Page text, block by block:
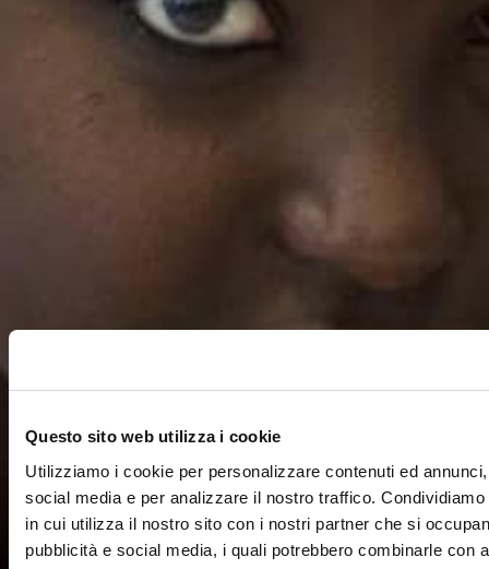
Questo sito web utilizza i cookie
Utilizziamo i cookie per personalizzare contenuti ed
social media e per analizzare il nostro traffico.
in cui utilizza il nostro sito con i nostri partner che si
pubblicità e social media, i quali potrebbero combinarle con